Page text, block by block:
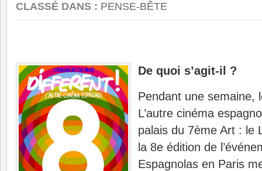
CLASSÉ DANS : PENSE-BÊTE
De quoi s’agit-il ?
Pendant une semaine,
L’autre cinéma
palais du 7ème Art : le
la 8e édition de
Espagnolas en Paris